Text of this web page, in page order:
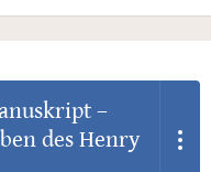
–
des Henry